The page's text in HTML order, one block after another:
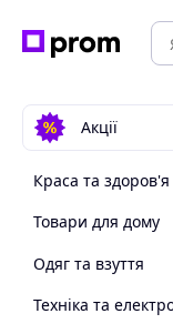
Акції
Краса та здоров'я
Товари для дому
Одяг та взуття
Техніка та